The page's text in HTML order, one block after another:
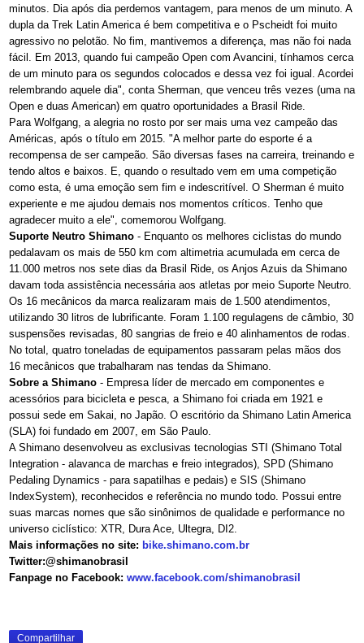
minutos. Dia após dia perdemos vantagem, para menos de um minuto. A
dupla da Trek Latin America é bem competitiva e o Pscheidt foi muito
agressivo no pelotão. No fim, mantivemos a diferença, mas não foi nada
fácil. Em 2013, quando fui campeão Open com Avancini, tínhamos cerca
de um minuto para os segundos colocados e dessa vez foi igual. Acordei
relembrando aquele dia", conta Sherman, que venceu três vezes (uma na
Open e duas American) em quatro oportunidades a Brasil Ride.
Para Wolfgang, a alegria no rosto por ser mais uma vez campeão das
Américas, após o título em 2015. "A melhor parte do esporte é a
recompensa de ser campeão. São diversas fases na carreira, treinando e
tendo altos e baixos. E, quando o resultado vem em uma competição
como esta, é uma emoção sem fim e indescritível. O Sherman é muito
experiente e me ajudou demais nos momentos críticos. Tenho que
agradecer muito a ele", comemorou Wolfgang.
Suporte Neutro Shimano - Enquanto os melhores ciclistas do mundo
pedalavam os mais de 550 km com altimetria acumulada em cerca de
11.000 metros nos sete dias da Brasil Ride, os Anjos Azuis da Shimano
davam toda assistência necessária aos atletas por meio Suporte Neutro.
Os 16 mecânicos da marca realizaram mais de 1.500 atendimentos,
utilizando 30 litros de lubrificante. Foram 1.100 regulagens de câmbio, 30
suspensões revisadas, 80 sangrias de freio e 40 alinhamentos de rodas.
No total, quatro toneladas de equipamentos passaram pelas mãos dos
16 mecânicos que trabalharam nas tendas da Shimano.
Sobre a Shimano - Empresa líder de mercado em componentes e
acessórios para bicicleta e pesca, a Shimano foi criada em 1921 e
possui sede em Sakai, no Japão. O escritório da Shimano Latin America
(SLA) foi fundado em 2007, em São Paulo.
A Shimano desenvolveu as exclusivas tecnologias STI (Shimano Total
Integration - alavanca de marchas e freio integrados), SPD (Shimano
Pedaling Dynamics - para sapatilhas e pedais) e SIS (Shimano
IndexSystem), reconhecidos e referência no mundo todo. Possui entre
suas marcas nomes que são sinônimos de qualidade e performance no
universo ciclístico: XTR, Dura Ace, Ultegra, DI2.
Mais informações no site: bike.shimano.com.br
Twitter:@shimanobrasil
Fanpage no Facebook: www.facebook.com/shimanobrasil
Compartilhar